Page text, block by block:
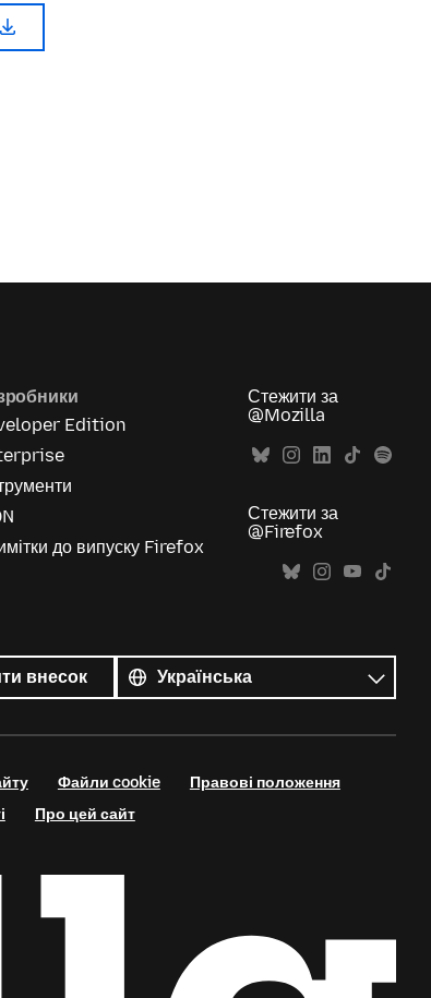
Edition
до випуску Firefox
Стежити за
@Mozilla
Стежити за
@Firefox
внесок
мови
Мова
Файли cookie
Правові положення
Про цей сайт